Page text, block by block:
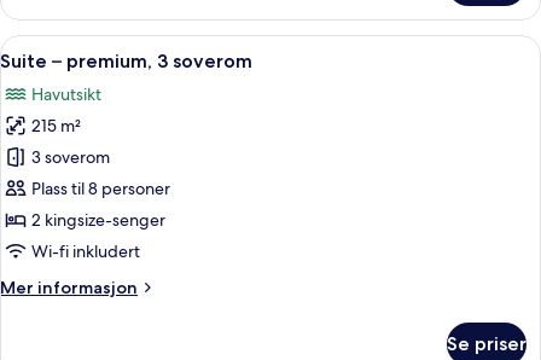
–
premium,
2
soverom
Åpne
alle
bildene
av
Suite
–
premium,
3
Suite – premium, 3 soverom | Utsikt
34
Suite – premium, 3 soverom
Havutsikt
215 m²
3 soverom
Plass til 8 personer
2 kingsize-senger
Wi-fi inkludert
Mer informasjon
Mer
Se priser